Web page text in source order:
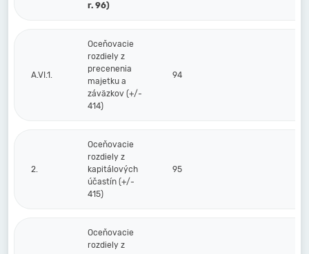
r. 96)
A.VI.1.
Oceňovacie
rozdiely z
precenenia
majetku a
záväzkov (+/-
414)
94
2.
Oceňovacie
rozdiely z
kapitálových
účastín (+/-
415)
95
Oceňovacie
rozdiely z